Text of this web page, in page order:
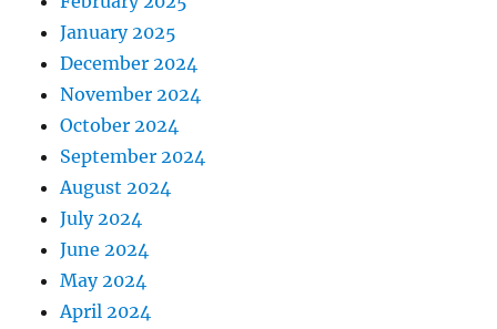
January 2025
December 2024
November 2024
October 2024
September 2024
August 2024
July 2024
June 2024
May 2024
April 2024